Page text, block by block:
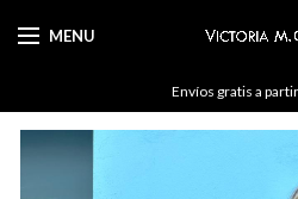
MENU
Envíos gratis a